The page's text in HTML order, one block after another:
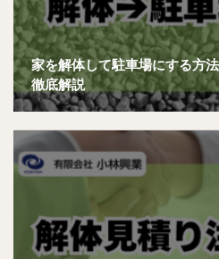
家を解体して駐車場にする方
徹底解説